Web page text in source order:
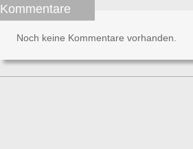
Kommentare
Noch keine Kommentare vorhanden.